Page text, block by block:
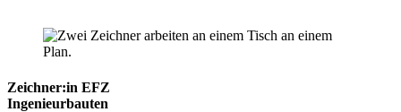
Zeichner:in EFZ
Ingenieurbauten